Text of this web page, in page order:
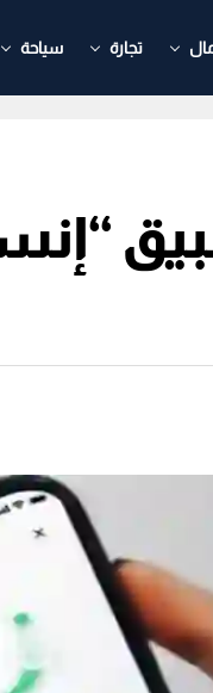
تجارة سياحة